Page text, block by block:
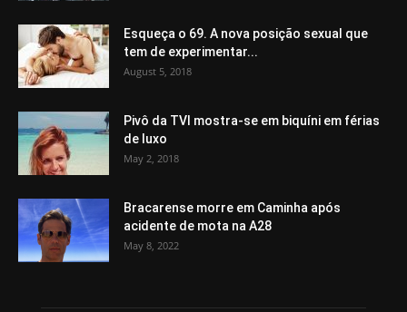
Esqueça o 69. A nova posição sexual que
tem de experimentar...
August 5, 2018
Pivô da TVI mostra-se em biquíni em férias
de luxo
May 2, 2018
Bracarense morre em Caminha após
acidente de mota na A28
May 8, 2022